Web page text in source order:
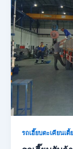
รถเฮี๊ยบตะเคียนเตี้ย